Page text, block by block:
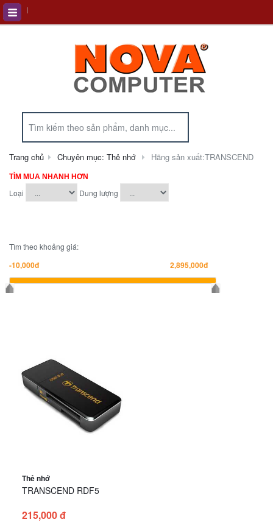
Trang chủ Chuyên mục: Thẻ nhớ Hãng sản xuất:TRANSCEND
TÌM MUA NHANH HƠN
Loại Dung lượng
Tìm theo khoảng giá:
Thẻ nhớ
TRANSCEND RDF5
215,000 đ